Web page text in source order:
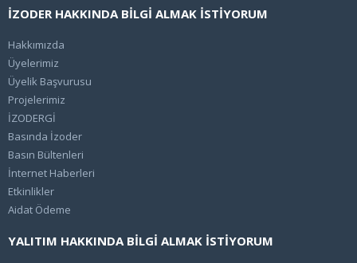
İZODER HAKKINDA BİLGİ ALMAK İSTİYORUM
Hakkımızda
Üyelerimiz
Üyelik Başvurusu
Projelerimiz
İZODERGİ
Basında İzoder
Basın Bültenleri
İnternet Haberleri
Etkinlikler
Aidat Ödeme
YALITIM HAKKINDA BİLGİ ALMAK İSTİYORUM